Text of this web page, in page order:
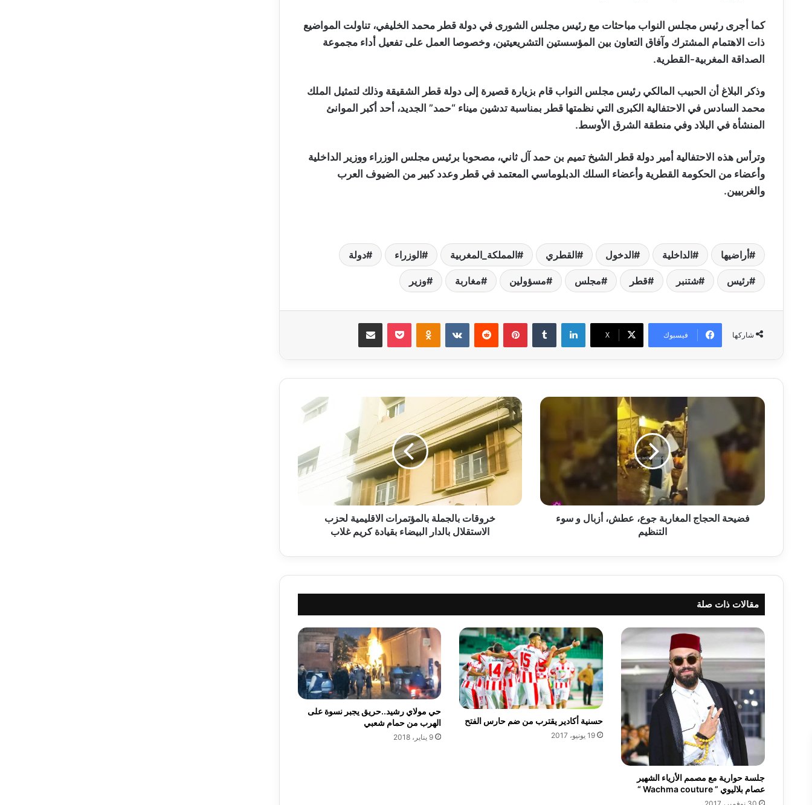
كما أجرى رئيس مجلس النواب مباحثات مع رئيس مجلس الشورى في دولة قطر محمد الخليفي، تناولت المواضيع
ذات الاهتمام المشترك وآفاق التعاون بين المؤسستين التشريعيتين، وخصوصا العمل على تفعيل أداء مجموعة
الصداقة المغربية-القطرية.
وذكر البلاغ أن الحبيب المالكي رئيس مجلس النواب قام بزيارة قصيرة إلى دولة قطر الشقيقة وذلك لتمثيل الملك
محمد السادس في الاحتفالية الكبرى التي نظمتها قطر بمناسبة تدشين ميناء “حمد” الجديد، أحد أكبر الموانئ
المنشأة في البلاد وفي منطقة الشرق الأوسط.
وترأس هذه الاحتفالية أمير دولة قطر الشيخ تميم بن حمد آل ثاني، مصحوبا برئيس مجلس الوزراء ووزير الداخلية
وأعضاء من الحكومة القطرية وأعضاء السلك الدبلوماسي المعتمد في قطر وعدد كبير من الضيوف العرب
والغربيين.
أراضيها الداخلية الدخول القطري المملكة_المغربية الوزراء دولة
رئيس شتنبر قطر مجلس مسؤولين مغاربة وزير
شاركها فيسبوك ‫X
لينكدإن بينتيريست
ف
ج
ل
ا
ب
ة
ج
و
ع
،
ز
ا
فضيحة الحجاج المغاربة جوع، عطش، أزبال و سوء
التنظيم
خ
ر
و
ق
ل
ة
ل
ؤ
ت
م
ر
ا
ت
ا
ل
ا
خروقات بالجملة بالمؤتمرات الاقليمية لحزب
الاستقلال بالدار البيضاء بقيادة كريم غلاب
مقالات ذات صلة
جلسة حوارية مع مصمم اﻷزياء الشهير
عصام بلاليوي ” Wachma couture “
حسنية أكادير يقترب من ضم حارس الفتح
19 يونيو، 2017
حي مولاي رشيد..حريق يجبر نسوة على
الهرب من حمام شعبي
9 يناير، 2018